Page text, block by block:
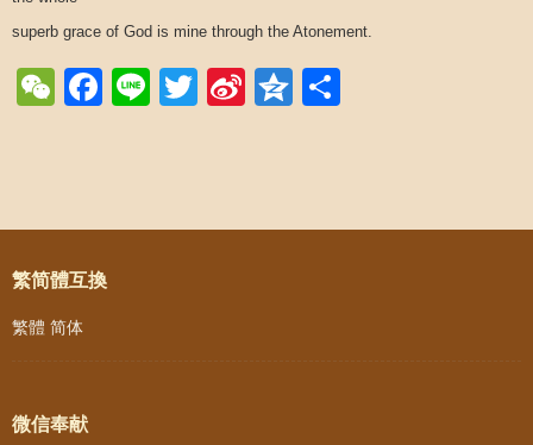
superb grace of God is mine through the Atonement.
WeChat
Facebook
LineTwitter
SinaQzone
Post navigation
繁简體互換
繁體 简体
微信奉献